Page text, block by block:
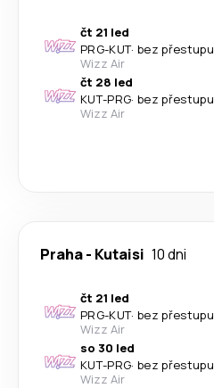
čt 21 led
PRG-KUT· bez přestupu
Wizz Air
čt 28 led
KUT-PRG· bez přestupu
Wizz Air
Praha- Kutaisi 10 dni
čt 21 led
PRG-KUT· bez přestupu
Wizz Air
so 30 led
KUT-PRG· bez přestupu
Wizz Air